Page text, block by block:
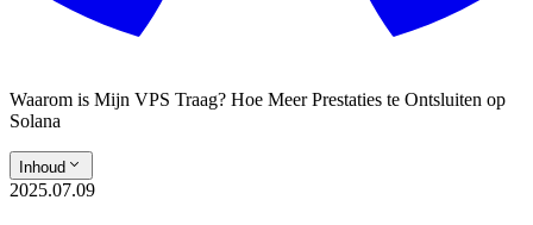
Waarom is Mijn VPS Traag? Hoe Meer Prestaties te Ontsluiten op
Solana
Inhoud
2025.07.09